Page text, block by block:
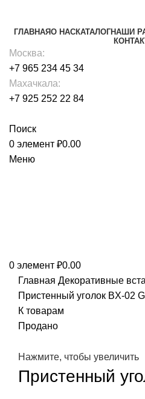
ГЛАВНАЯО НАСКАТАЛОГНАШИ
Москва:
+7 965 234 45 34
Махачкала:
+7 925 252 22 84
Поиск
0 элемент ₽0.00
Меню
0 элемент ₽0.00
Главная Декоративные
Пристенный уголок BX-02 G
К товарам
Продано
Нажмите, чтобы увеличить
Пристенный